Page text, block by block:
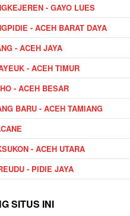
- GAYO LUES
- ACEH BARAT DAYA
- ACEH JAYA
- ACEH TIMUR
- ACEH BESAR
BARU - ACEH TAMIANG
- ACEH UTARA
- PIDIE JAYA
SITUS INI